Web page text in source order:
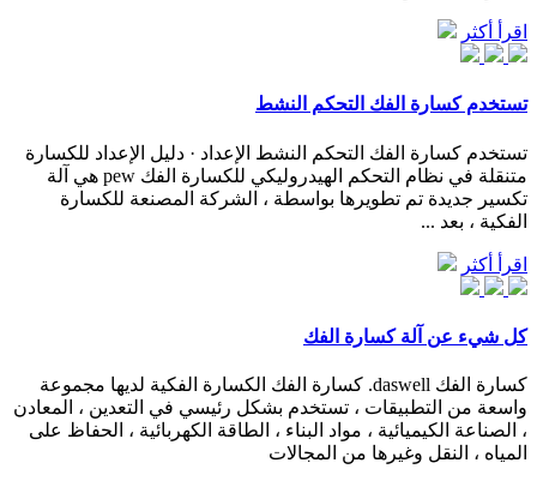
اقرأ أكثر
تستخدم كسارة الفك التحكم النشط
تستخدم كسارة الفك التحكم النشط الإعداد · دليل الإعداد للكسارة
متنقلة في نظام التحكم الهيدروليكي للكسارة الفك pew هي آلة
تكسير جديدة تم تطويرها بواسطة ، الشركة المصنعة للكسارة
الفكية ، بعد ...
اقرأ أكثر
كل شيء عن آلة كسارة الفك
كسارة الفك daswell. كسارة الفك الكسارة الفكية لديها مجموعة
واسعة من التطبيقات ، تستخدم بشكل رئيسي في التعدين ، المعادن
، الصناعة الكيميائية ، مواد البناء ، الطاقة الكهربائية ، الحفاظ على
المياه ، النقل وغيرها من المجالات